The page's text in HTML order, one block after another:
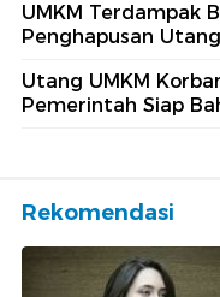
UMKM Terdampak
Penghapusan Utang
Utang UMKM
Pemerintah Siap
Rekomendasi